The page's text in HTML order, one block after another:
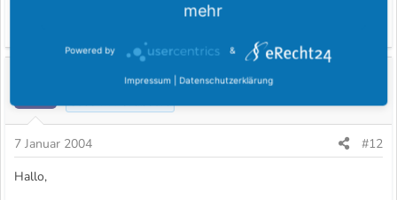
@Thomas: mir fehlt die Zeit mich drum zu kümmern. Mein
Gast im Fordboard
7 Januar 2004
#12
Hallo,
mehr
Powered by &
Impressum | Datenschutzerklärung